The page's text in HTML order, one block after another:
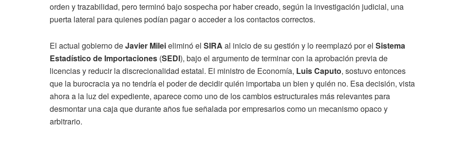
orden y trazabilidad, pero terminó bajo sospecha por haber creado, según la investigación judicial, una
puerta lateral para quienes podían pagar o acceder a los contactos correctos.
El actual gobierno deJavier Mileieliminó el SIRA al inicio de su gestión y lo reemplazó por el Sistema
Estadístico de Importaciones (SEDI), bajo el argumento de terminar con la aprobación previa de
licencias y reducir la discrecionalidad estatal. El ministro de Economía, Luis Caputo, sostuvo entonces
que la burocracia ya no tendría el poder de decidir quién importaba un bien y quién no. Esa decisión, vista
ahora a la luz del expediente, aparece como uno de los cambios estructurales más relevantes para
desmontar una caja que durante años fue señalada por empresarios como un mecanismo opaco y
arbitrario.